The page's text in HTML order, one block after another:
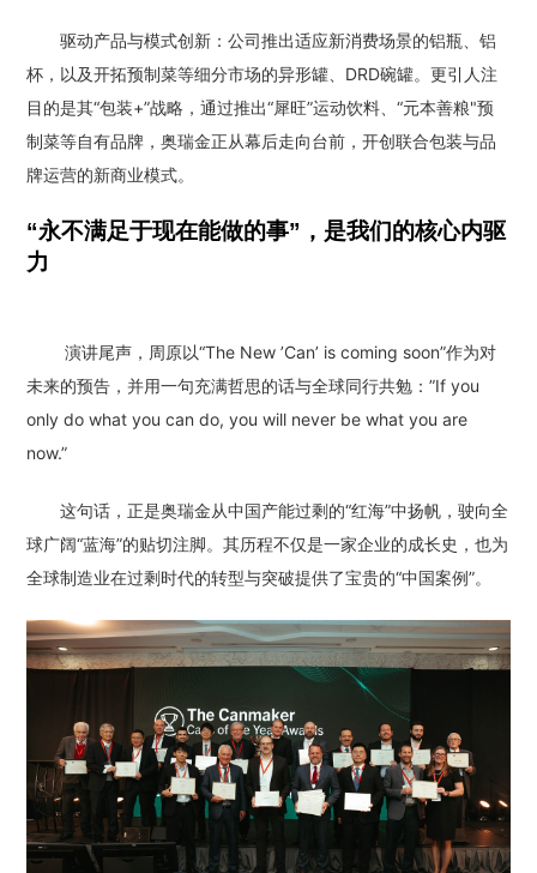
驱动产品与模式创新：公司推出适应新消费场景的铝瓶、铝
杯，以及开拓预制菜等细分市场的异形罐、DRD碗罐。更引人注
目的是其“包装+”战略，通过推出“犀旺”运动饮料、“元本善粮"预
制菜等自有品牌，奥瑞金正从幕后走向台前，开创联合包装与品
牌运营的新商业模式。
“永不满足于现在能做的事”，是我们的核心内驱
力
演讲尾声，周原以“The New ’Can’ is coming soon”作为对
未来的预告，并用一句充满哲思的话与全球同行共勉：”If you
only do what you can do, you will never be what you are
now.”
这句话，正是奥瑞金从中国产能过剩的“红海”中扬帆，驶向全
球广阔“蓝海”的贴切注脚。其历程不仅是一家企业的成长史，也为
全球制造业在过剩时代的转型与突破提供了宝贵的“中国案例”。